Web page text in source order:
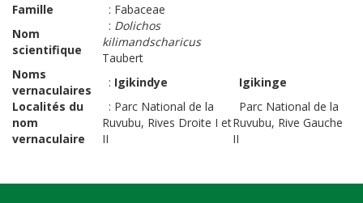
Famille : Fabaceae
Nom
scientifique
: Dolichos
kilimandscharicus
Taubert
Noms
vernaculaires
: Igikindye
Igikinge
Localités du
nom
vernaculaire
: Parc National de la
Ruvubu, Rives Droite I et
II
Parc National de la
Ruvubu, Rive Gauche
II